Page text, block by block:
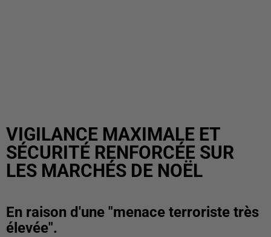
VIGILANCE MAXIMALE ET
SÉCURITÉ RENFORCÉE SUR
LES MARCHÉS DE NOËL
En raison d'une "menace terroriste très
élevée".